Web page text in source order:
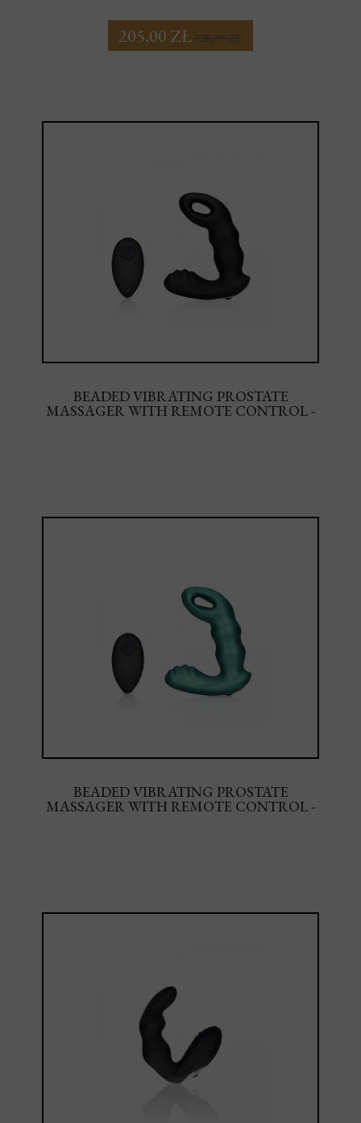
205,00 ZŁ228,99 ZŁ
BEADED VIBRATING PROSTATE
MASSAGER WITH REMOTE CONTROL -
BEADED VIBRATING PROSTATE
MASSAGER WITH REMOTE CONTROL -